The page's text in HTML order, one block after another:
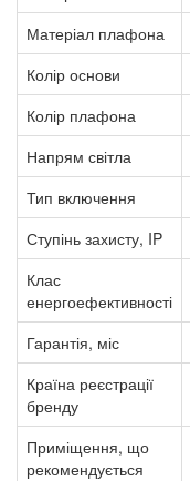
Матеріал плафона
Колір основи
Колір плафона
Напрям світла
Тип включення
Ступінь захисту, IP
Клас
енергоефективності
Гарантія, міс
Країна реєстрації
бренду
Приміщення, що
рекомендується